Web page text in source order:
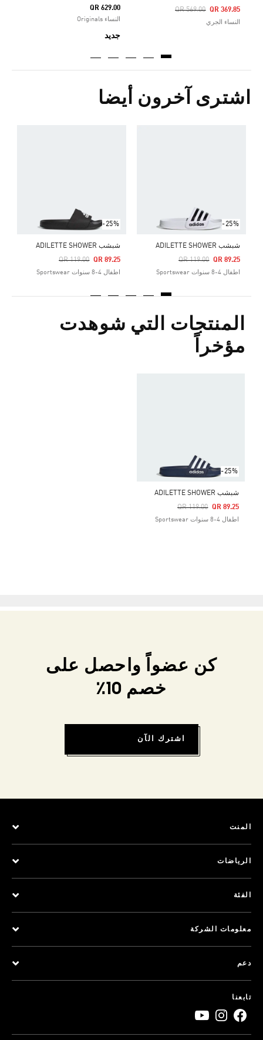
Price Reduced From
QR 569.00
To QR 369.85
النساء الجري
QR 629.00
النساء Originals
جديد
اشترى آخرون أيضا
-25%
شبشب ADILETTE SHOWER
Price Reduced From
QR 119.00
To QR 89.25
اطفال 4-8 سنوات Sportswear
-25%
شبشب ADILETTE SHOWER
Price Reduced From
QR 119.00
To QR 89.25
اطفال 4-8 سنوات Sportswear
المنتجات التي شوهدت
مؤخراً
-25%
شبشب ADILETTE SHOWER
Price Reduced From
QR 119.00
To QR 89.25
اطفال 4-8 سنوات Sportswear
كن عضواً واحصل على
خصم 10٪
اشترك الآن
المنت
الرياضات
الفئة
معلومات الشركة
دعم
تابعنا